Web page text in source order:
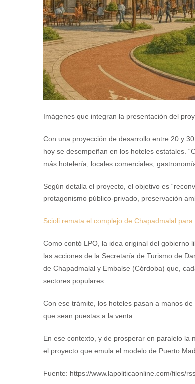
Imágenes que integran la presentación del
Con una proyección de desarrollo entre 20 y
hoy se desempeñan en los hoteles estatales.
más hotelería, locales comerciales,
Según detalla el proyecto, el objetivo es
protagonismo público-privado, preservación
Scioli remata el complejo de Chapadmalal
Como contó LPO, la idea original del gobierno
las acciones de la Secretaría de Turismo de
de Chapadmalal y Embalse (Córdoba) que,
sectores populares.
Con ese trámite, los hoteles pasan a manos
que sean puestas a la venta.
En ese contexto, y de prosperar en paralelo la
el proyecto que emula el modelo de Puerto
Fuente: https://www.lapoliticaonline.com/files/